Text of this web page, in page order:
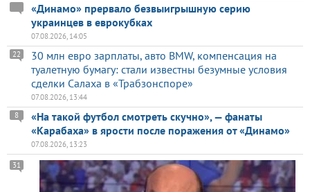
«Динамо» прервало безвыигрышную серию
украинцев в еврокубках
07.08.2026, 14:05
30 млн евро зарплаты, авто BMW, компенсация на
туалетную бумагу: стали известны безумные условия
сделки Салаха в «Трабзонспоре»
22
07.08.2026, 13:44
«На такой футбол смотреть скучно», — фанаты
«Карабаха» в ярости после поражения от «Динамо»
8
07.08.2026, 13:23
31